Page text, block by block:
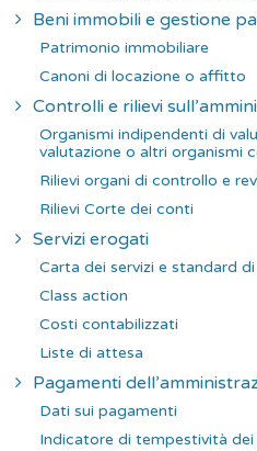
Beni immobili e gestione
Patrimonio immobiliare
Canoni di locazione o affitto
Controlli e rilievi
Organismi indipendenti di
valutazione o altri organismi
Rilievi organi di controllo e
Rilievi Corte dei conti
Servizi erogati
Carta dei servizi e standard
Class action
Costi contabilizzati
Liste di attesa
Pagamenti
Dati sui pagamenti
Indicatore di tempestività